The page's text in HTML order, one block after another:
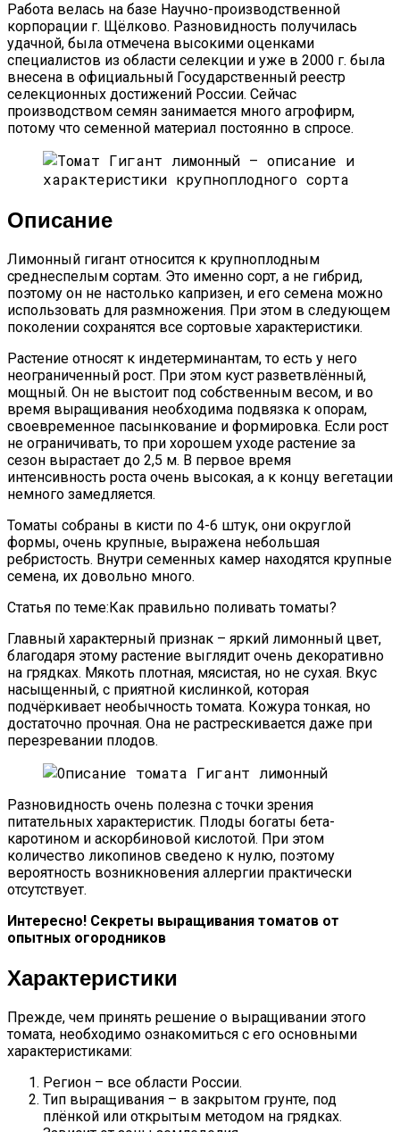
Работа велась на базе Научно-производственной
корпорации г. Щёлково. Разновидность получилась
удачной, была отмечена высокими оценками
специалистов из области селекции и уже в 2000 г. была
внесена в официальный Государственный реестр
селекционных достижений России. Сейчас
производством семян занимается много агрофирм,
потому что семенной материал постоянно в спросе.
Описание
Лимонный гигант относится к крупноплодным
среднеспелым сортам. Это именно сорт, а не гибрид,
поэтому он не настолько капризен, и его семена можно
использовать для размножения. При этом в следующем
поколении сохранятся все сортовые характеристики.
Растение относят к индетерминантам, то есть у него
неограниченный рост. При этом куст разветвлённый,
мощный. Он не выстоит под собственным весом, и во
время выращивания необходима подвязка к опорам,
своевременное пасынкование и формировка. Если рост
не ограничивать, то при хорошем уходе растение за
сезон вырастает до 2,5 м. В первое время
интенсивность роста очень высокая, а к концу вегетации
немного замедляется.
Томаты собраны в кисти по 4-6 штук, они округлой
формы, очень крупные, выражена небольшая
ребристость. Внутри семенных камер находятся крупные
семена, их довольно много.
Статья по теме:Как правильно поливать томаты?
Главный характерный признак – яркий лимонный цвет,
благодаря этому растение выглядит очень декоративно
на грядках. Мякоть плотная, мясистая, но не сухая. Вкус
насыщенный, с приятной кислинкой, которая
подчёркивает необычность томата. Кожура тонкая, но
достаточно прочная. Она не растрескивается даже при
перезревании плодов.
Разновидность очень полезна с точки зрения
питательных характеристик. Плоды богаты бета-
каротином и аскорбиновой кислотой. При этом
количество ликопинов сведено к нулю, поэтому
вероятность возникновения аллергии практически
отсутствует.
Интересно! Секреты выращивания томатов от
опытных огородников
Характеристики
Прежде, чем принять решение о выращивании этого
томата, необходимо ознакомиться с его основными
характеристиками:
Регион – все области России.
Тип выращивания – в закрытом грунте, под
плёнкой или открытым методом на грядках.